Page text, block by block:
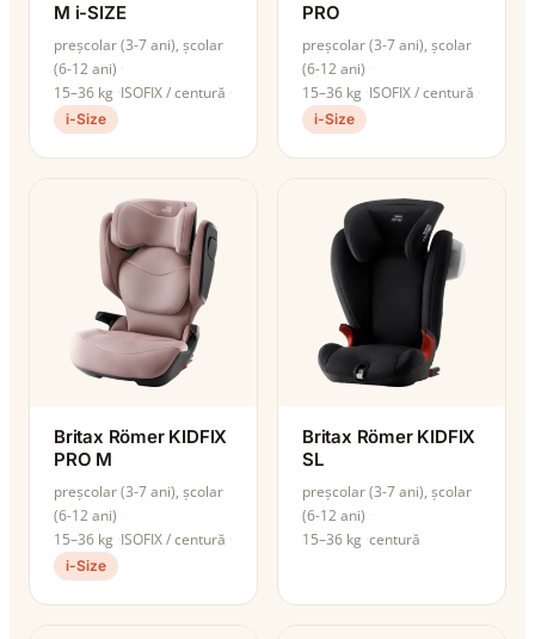
M i-SIZE
preșcolar (3-7 ani), școlar
(6-12 ani)
15–36 kg ISOFIX / centură
i-Size
PRO
preșcolar (3-7 ani), școlar
(6-12 ani)
15–36 kg ISOFIX / centură
i-Size
Britax Römer KIDFIX
PRO M
preșcolar (3-7 ani), școlar
(6-12 ani)
15–36 kg ISOFIX / centură
i-Size
Britax Römer KIDFIX
SL
preșcolar (3-7 ani), școlar
(6-12 ani)
15–36 kg centură